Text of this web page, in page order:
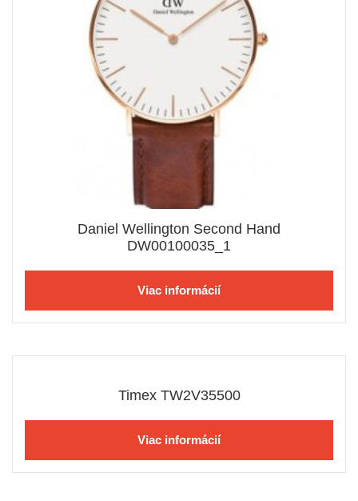
Daniel Wellington Second Hand
DW00100035_1
Viac informácií
Timex TW2V35500
Viac informácií